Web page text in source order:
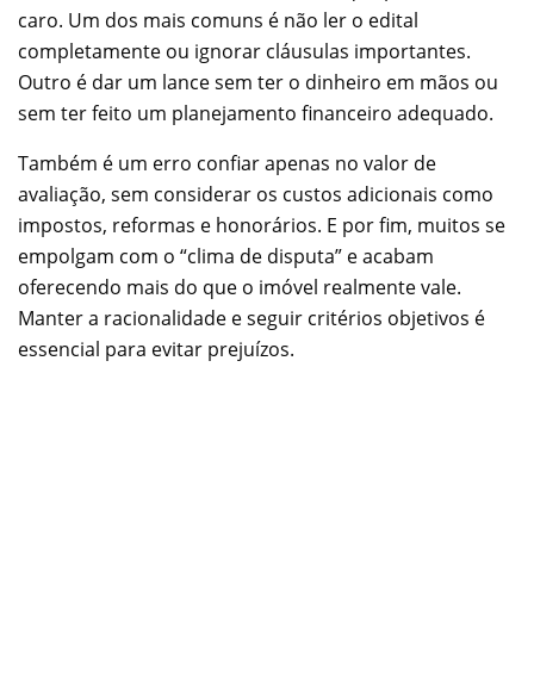
caro. Um dos mais comuns é não ler o edital
completamente ou ignorar cláusulas importantes.
Outro é dar um lance sem ter o dinheiro em mãos ou
sem ter feito um planejamento financeiro adequado.
Também é um erro confiar apenas no valor de
avaliação, sem considerar os custos adicionais como
impostos, reformas e honorários. E por fim, muitos se
empolgam com o “clima de disputa” e acabam
oferecendo mais do que o imóvel realmente vale.
Manter a racionalidade e seguir critérios objetivos é
essencial para evitar prejuízos.